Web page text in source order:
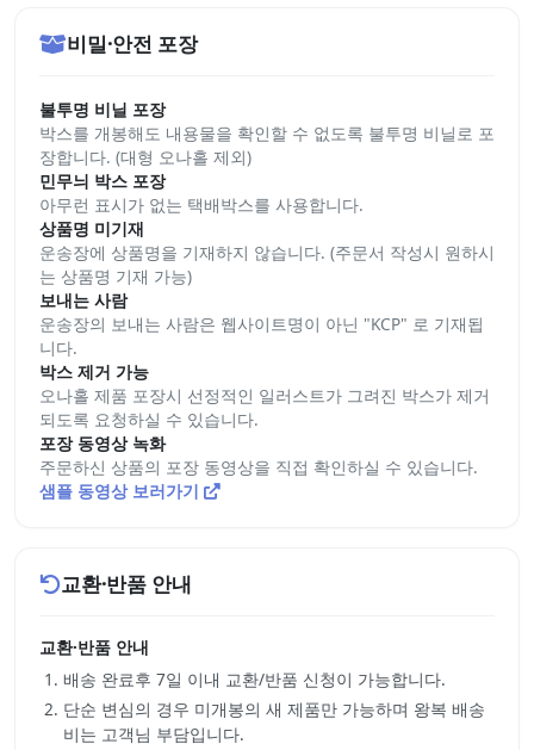
비밀·안전 포장
불투명 비닐 포장
박스를 개봉해도 내용물을 확인할 수 없도록 불투명 비닐로 포
장합니다. (대형 오나홀 제외)
민무늬 박스 포장
아무런 표시가 없는 택배박스를 사용합니다.
상품명 미기재
운송장에 상품명을 기재하지 않습니다. (주문서 작성시 원하시
는 상품명 기재 가능)
보내는 사람
운송장의 보내는 사람은 웹사이트명이 아닌 "KCP" 로 기재됩
니다.
박스 제거 가능
오나홀 제품 포장시 선정적인 일러스트가 그려진 박스가 제거
되도록 요청하실 수 있습니다.
포장 동영상 녹화
주문하신 상품의 포장 동영상을 직접 확인하실 수 있습니다.
샘플 동영상 보러가기
교환·반품 안내
교환·반품 안내
배송 완료후 7일 이내 교환/반품 신청이 가능합니다.
단순 변심의 경우 미개봉의 새 제품만 가능하며 왕복 배송
비는 고객님 부담입니다.